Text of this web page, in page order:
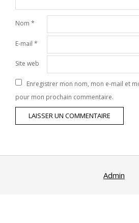
Nom *
E-mail *
Site web
Enregistrer mon nom, mon e-mail et
pour mon prochain commentaire.
Admin